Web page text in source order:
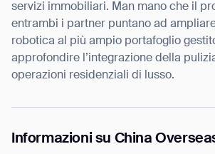
servizi immobiliari. Man mano che il
entrambi i partner puntano ad
robotica al più ampio portafoglio
approfondire l’integrazione della
operazioni residenziali di lusso.
Informazioni su China